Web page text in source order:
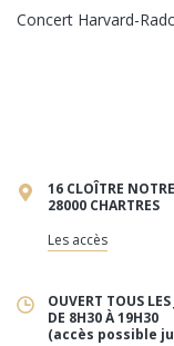
Concert Harvard-
16 CLOÎTRE
28000 CHARTRES
Les accès
OUVERT TOUS LES
DE 8H30 À 19H30
(accès possible